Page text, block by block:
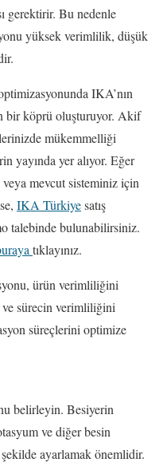
gerektirir. Bu nedenle
yüksek verimlilik, düşük
IKA’nın
bir köprü oluşturuyor. Akif
mükemmelliği
yayında yer alıyor. Eğer
mevcut sisteminiz için
IKA Türkiyesatış
talebinde bulunabilirsiniz.
tıklayınız.
ürün verimliliğini
sürecin verimliliğini
süreçlerini optimize
belirleyin. Besiyerin
ve diğer besin
ayarlamak önemlidir.